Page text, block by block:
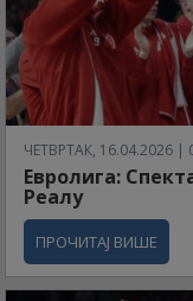
ЧЕТВРТАК, 16.04.2026 |
Евролига:
Реалу
ПРОЧИТАЈ ВИШЕ